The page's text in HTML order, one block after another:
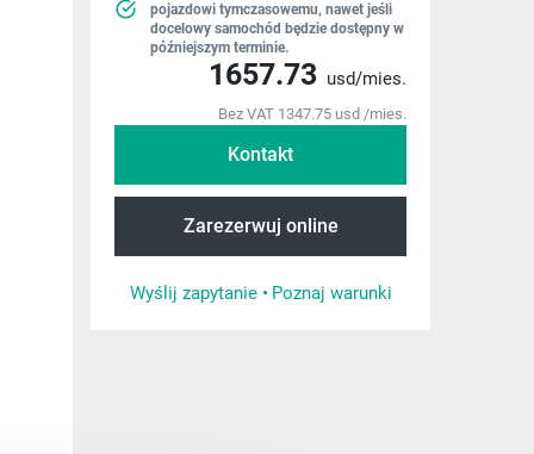
pojazdowi tymczasowemu, nawet jeśli
docelowy samochód będzie dostępny w
późniejszym terminie.
1657.73 usd/mies.
Bez VAT 1347.75 usd /mies.
Kontakt
Zarezerwuj online
Wyślij zapytanie • Poznaj warunki